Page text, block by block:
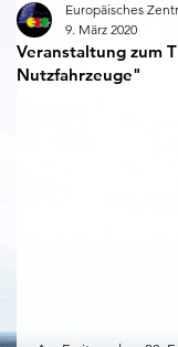
Veranstaltung zum
Nutzfahrzeuge"
Europäisches
9. März 2020